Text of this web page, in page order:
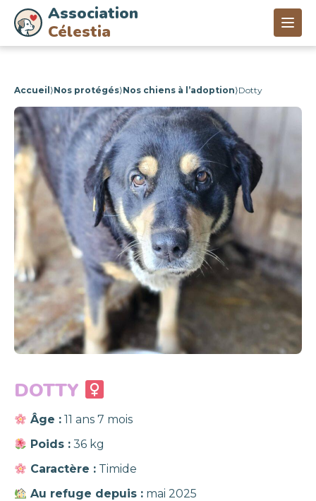
Association
Célestia
Accueil ⟩Nos protégés⟩Nos chiens à l’adoption⟩Dotty
DOTTY
Âge : 11 ans 7 mois
Poids : 36 kg
Caractère : Timide
Au refuge depuis : mai 2025